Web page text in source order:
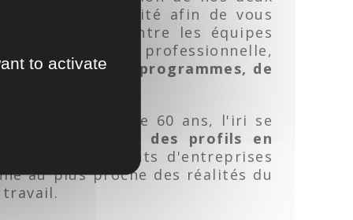
et d'agilité afin de vous
passerelles entre les équipes
votre situation professionnelle,
multitude de programmes, de
depuis plus de 60 ans, l'iri se
avec des profils en
par des dirigeants d'entreprises
au plus proche des réalités du
to activate